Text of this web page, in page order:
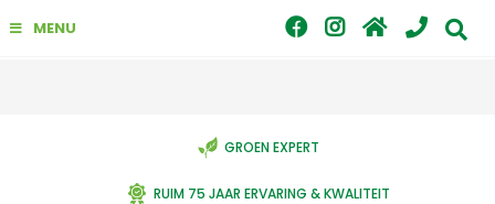
GROEN EXPERT
RUIM 75 JAAR ERVARING & KWALITEIT
MENU